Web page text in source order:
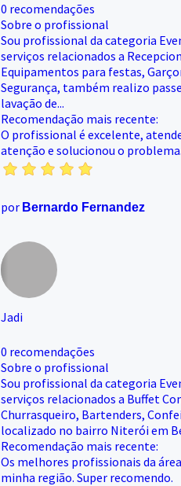
0 recomendações
Sobre o profissional
Sou profissional da categoria
serviços relacionados a
Equipamentos para festas,
Segurança, também realizo
lavação de...
Recomendação mais recente:
O profissional é excelente,
atenção e solucionou o
por Bernardo Fernandez
Jadi
0 recomendações
Sobre o profissional
Sou profissional da categoria
serviços relacionados a Buffet
Churrasqueiro, Bartenders,
localizado no bairro Niterói em
Recomendação mais recente:
Os melhores profissionais da
minha região. Super recomendo.